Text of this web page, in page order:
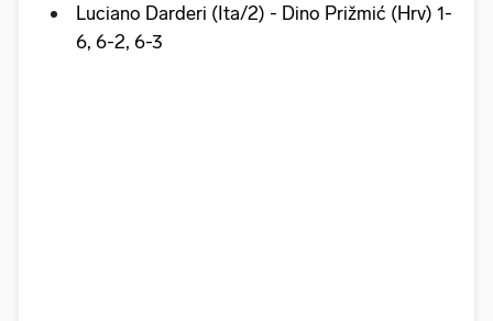
Luciano Darderi (Ita/2) - Dino Prižmić (Hrv) 1-
6, 6-2, 6-3